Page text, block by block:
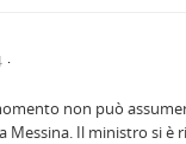
non può
Messina. Il ministro si